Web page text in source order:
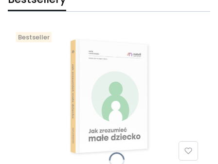
Bestseller